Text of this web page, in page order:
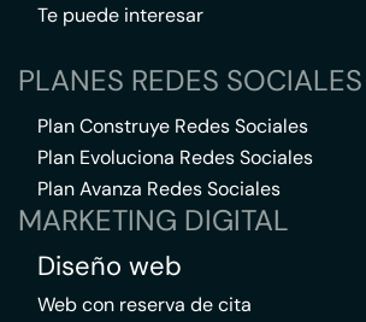
Te puede interesar
PLANES REDES SOCIALES
Plan Construye Redes Sociales
Plan Evoluciona Redes Sociales
Plan Avanza Redes Sociales
MARKETING DIGITAL
Diseño web
Web con reserva de cita